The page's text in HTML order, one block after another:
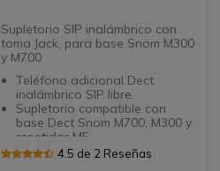
Supletorio SIP inalámbrico con
toma Jack, para base Snom M300
y M700
Teléfono adicional Dect
inalámbrico SIP libre.
Supletorio compatible con
base Dect Snom M700, M300 y
repetidor M5.
Toma Jack 3,5mm
4.5 de 2 Reseñas